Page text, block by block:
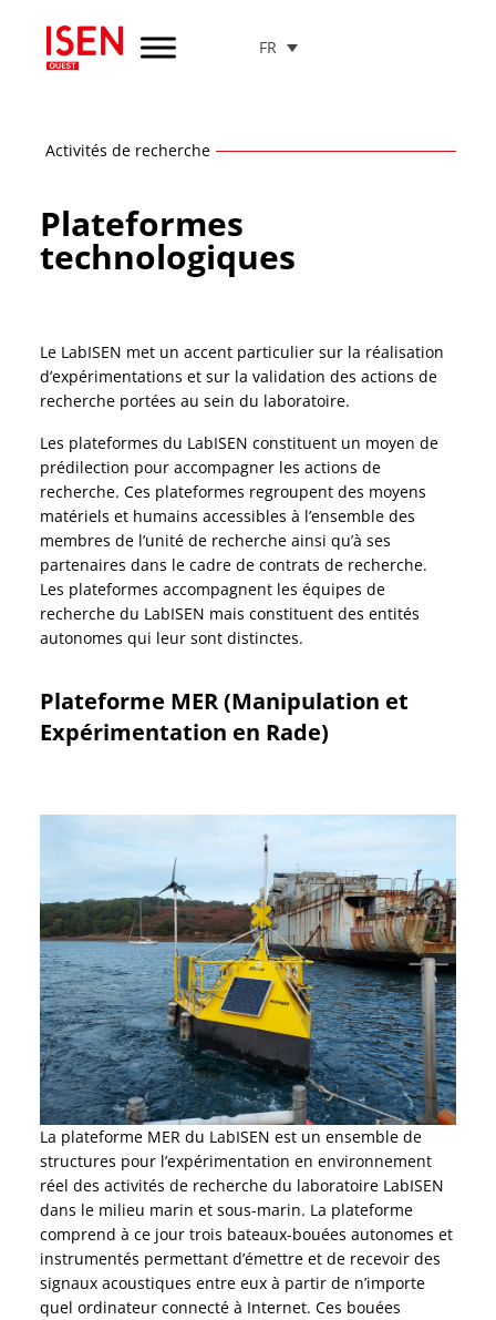
contenu
FR
Activités de recherche
Plateformes
technologiques
Le LabISEN met un accent particulier sur la réalisation
d’expérimentations et sur la validation des actions de
recherche portées au sein du laboratoire.
Les plateformes du LabISEN constituent un moyen de
prédilection pour accompagner les actions de
recherche. Ces plateformes regroupent des moyens
matériels et humains accessibles à l’ensemble des
membres de l’unité de recherche ainsi qu’à ses
partenaires dans le cadre de contrats de recherche.
Les plateformes accompagnent les équipes de
recherche du LabISEN mais constituent des entités
autonomes qui leur sont distinctes.
Plateforme MER (Manipulation et
Expérimentation en Rade)
La plateforme MER du LabISEN est un ensemble de
structures pour l’expérimentation en environnement
réel des activités de recherche du laboratoire LabISEN
dans le milieu marin et sous-marin. La plateforme
comprend à ce jour trois bateaux-bouées autonomes et
instrumentés permettant d’émettre et de recevoir des
signaux acoustiques entre eux à partir de n’importe
quel ordinateur connecté à Internet. Ces bouées